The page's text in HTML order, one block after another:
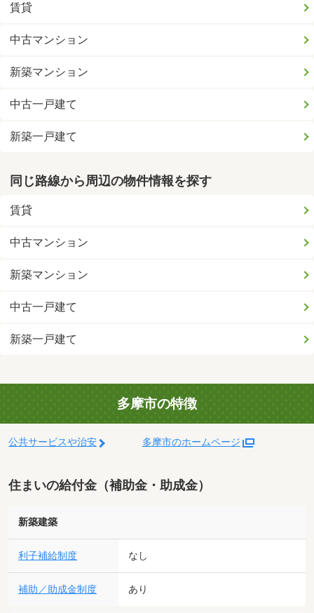
賃貸
中古マンション
新築マンション
中古一戸建て
新築一戸建て
同じ路線から周辺の物件情報を探す
賃貸
中古マンション
新築マンション
中古一戸建て
新築一戸建て
多摩市の特徴
公共サービスや治安 多摩市のホームページ
住まいの給付金（補助金・助成金）
新築建築
利子補給制度 なし
補助／助成金制度 あり